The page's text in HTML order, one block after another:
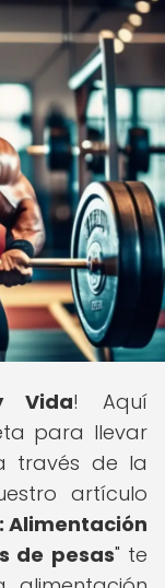
Vida! Aquí
para llevar
través de la
artículo
Alimentación
de pesas" te